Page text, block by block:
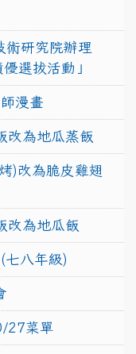
術研究院辦理
選拔活動」
漫畫
改為地瓜蒸飯
)改為脆皮雞翅
改為地瓜飯
七八年級)
27菜單